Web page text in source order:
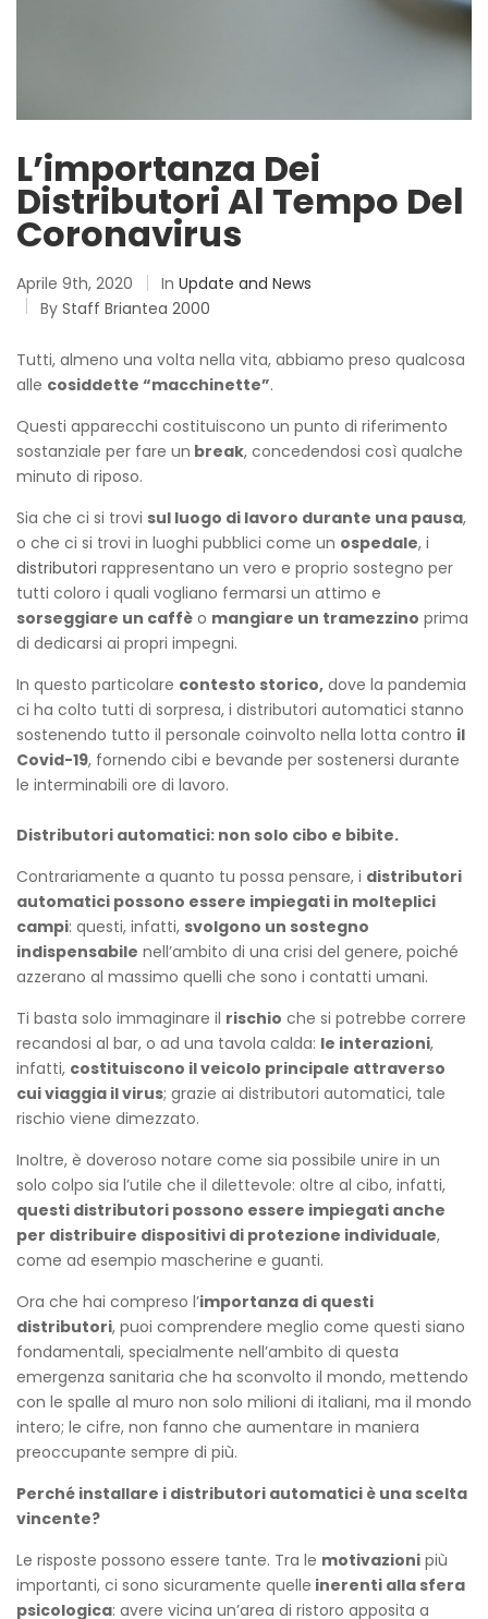
L’importanza Dei
Distributori Al Tempo Del
Coronavirus
Aprile 9th, 2020 In Update and News
By Staff Briantea 2000
Tutti, almeno una volta nella vita, abbiamo preso qualcosa
alle cosiddette “macchinette”.
Questi apparecchi costituiscono un punto di riferimento
sostanziale per fare un break, concedendosi così qualche
minuto di riposo.
Sia che ci si trovi sul luogo di lavoro durante una pausa,
o che ci si trovi in luoghi pubblici come un ospedale, i
distributori rappresentano un vero e proprio sostegno per
tutti coloro i quali vogliano fermarsi un attimo e
sorseggiare un caffè o mangiare un tramezzino prima
di dedicarsi ai propri impegni.
In questo particolare contesto storico, dove la pandemia
ci ha colto tutti di sorpresa, i distributori automatici stanno
sostenendo tutto il personale coinvolto nella lotta contro il
Covid-19, fornendo cibi e bevande per sostenersi durante
le interminabili ore di lavoro.
Distributori automatici: non solo cibo e bibite.
Contrariamente a quanto tu possa pensare, i distributori
automatici possono essere impiegati in molteplici
campi: questi, infatti, svolgono un sostegno
indispensabile nell’ambito di una crisi del genere, poiché
azzerano al massimo quelli che sono i contatti umani.
Ti basta solo immaginare il rischio che si potrebbe correre
recandosi al bar, o ad una tavola calda: le interazioni,
infatti, costituiscono il veicolo principale attraverso
cui viaggia il virus; grazie ai distributori automatici, tale
rischio viene dimezzato.
Inoltre, è doveroso notare come sia possibile unire in un
solo colpo sia l’utile che il dilettevole: oltre al cibo, infatti,
questi distributori possono essere impiegati anche
per distribuire dispositivi di protezione individuale,
come ad esempio mascherine e guanti.
Ora che hai compreso l’importanza di questi
distributori, puoi comprendere meglio come questi siano
fondamentali, specialmente nell’ambito di questa
emergenza sanitaria che ha sconvolto il mondo, mettendo
con le spalle al muro non solo milioni di italiani, ma il mondo
intero; le cifre, non fanno che aumentare in maniera
preoccupante sempre di più.
Perché installare i distributori automatici è una scelta
vincente?
Le risposte possono essere tante. Tra le motivazioni più
importanti, ci sono sicuramente quelle inerenti alla sfera
psicologica: avere vicina un’area di ristoro apposita a